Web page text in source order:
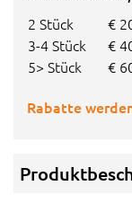
2 Stück
€
3-4 Stück
€
5> Stück
€
Rabatte